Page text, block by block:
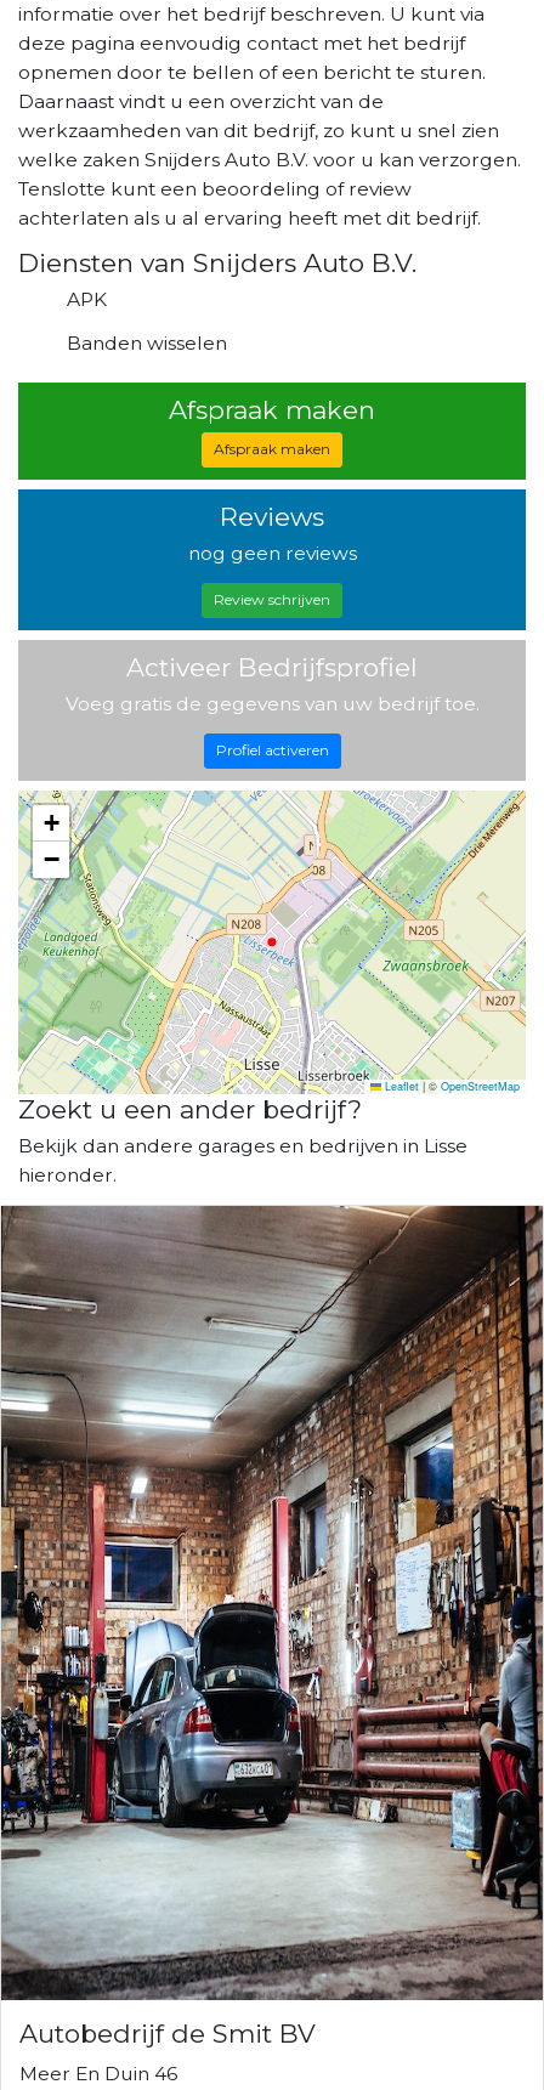
informatie over het bedrijf beschreven. U kunt via
deze pagina eenvoudig contact met het bedrijf
opnemen door te bellen of een bericht te sturen.
Daarnaast vindt u een overzicht van de
werkzaamheden van dit bedrijf, zo kunt u snel zien
welke zaken Snijders Auto B.V. voor u kan verzorgen.
Tenslotte kunt een beoordeling of review
achterlaten als u al ervaring heeft met dit bedrijf.
Diensten van Snijders Auto B.V.
APK
Banden wisselen
Afspraak maken
Afspraak maken
Reviews
nog geen reviews
Review schrijven
Activeer Bedrijfsprofiel
Voeg gratis de gegevens van uw bedrijf toe.
Profiel activeren
+
−
Leaflet | © OpenStreetMap
Zoekt u een ander bedrijf?
Bekijk dan andere garages en bedrijven in Lisse
hieronder.
Autobedrijf de Smit BV
Meer En Duin 46